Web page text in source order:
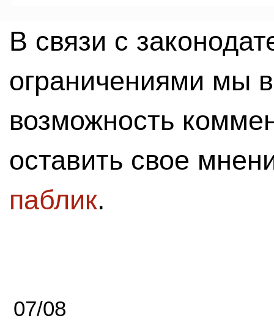
В связи с
ограничениями мы
возможность
оставить свое
паблик.
07/08